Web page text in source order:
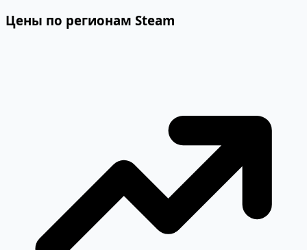
Цены по регионам Steam